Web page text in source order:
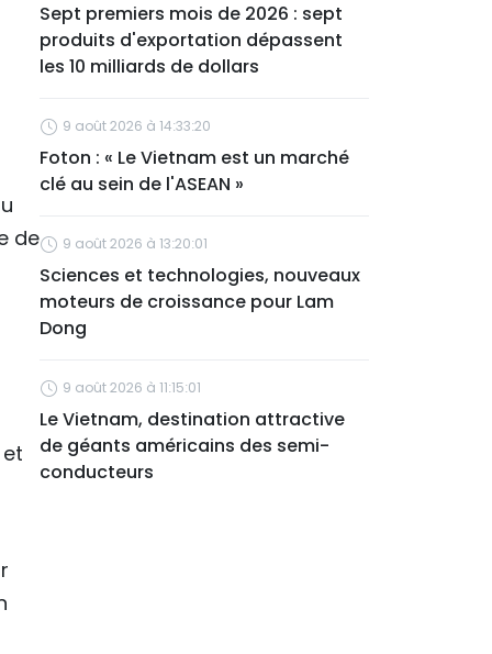
de
Sept premiers mois de 2026 : sept
produits d'exportation dépassent
les 10 milliards de dollars
9 août 2026 à 14:33:20
Foton : « Le Vietnam est un marché
clé au sein de l'ASEAN »
9 août 2026 à 13:20:01
Sciences et technologies, nouveaux
moteurs de croissance pour Lam
Dong
9 août 2026 à 11:15:01
Le Vietnam, destination attractive
de géants américains des semi-
conducteurs